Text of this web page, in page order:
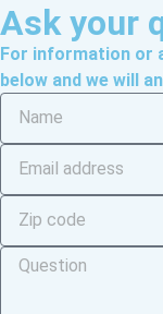
Ask your
For information or
below and we will